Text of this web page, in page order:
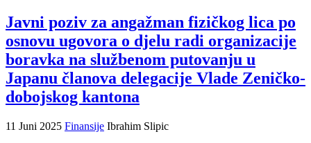
Javni poziv za angažman fizičkog lica po
osnovu ugovora o djelu radi organizacije
boravka na službenom putovanju u
Japanu članova delegacije Vlade Zeničko-
dobojskog kantona
11 Juni 2025 Finansije Ibrahim Slipic